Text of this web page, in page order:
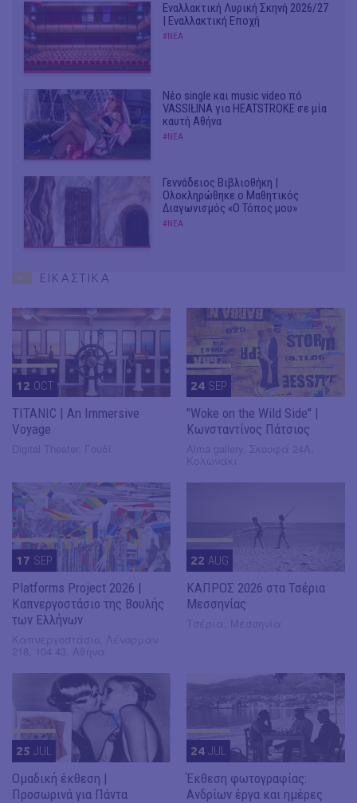
Εναλλακτική Λυρική Σκηνή 2026/27
| Εναλλακτική Εποχή
#ΝΕΑ
Νέο single και music video πό
VASSIŁINA για HEATSTROKE σε μία
καυτή Αθήνα
#ΝΕΑ
Γεννάδειος Βιβλιοθήκη |
Ολοκληρώθηκε ο Μαθητικός
Διαγωνισμός «Ο Τόπος μου»
#ΝΕΑ
ΕΙΚΑΣΤΙΚΑ
12 OCT
TITANIC | An Immersive
Voyage
24 SEP
"Woke on the Wild Side" |
Κωνσταντίνος Πάτσιος
17 SEP
Platforms Project 2026 |
Καπνεργοστάσιο της Βουλής
των Ελλήνων
22 AUG
ΚΑΠΡΟΣ 2026 στα Τσέρια
Μεσσηνίας
25 JUL
Ομαδική έκθεση |
Προσωρινά για Πάντα
24 JUL
Έκθεση φωτογραφίας:
Ανδρίων έργα και ημέρες